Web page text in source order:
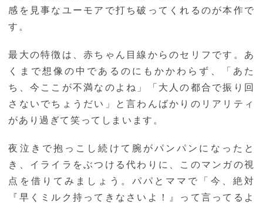
感を見事なユーモアで打ち破ってくれるのが本作で
す。
最大の特徴は、赤ちゃん目線からのセリフです。あ
くまで想像の中であるのにもかかわらず、「あた
ち、今ここが不満なのよね」「大人の都合で振り回
さないでちょうだい」と言わんばかりのリアリティ
があり過ぎて笑ってしまいます。
夜泣きで抱っこし続けて腕がパンパンになったと
き、イライラをぶつける代わりに、このマンガの視
点を借りてみましょう。パパとママで「今、絶対
『早くミルク持ってきなさいよ！』って言ってるよ